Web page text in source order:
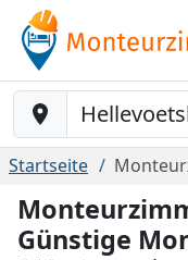
Baustelle-Location
Startseite
Günstige